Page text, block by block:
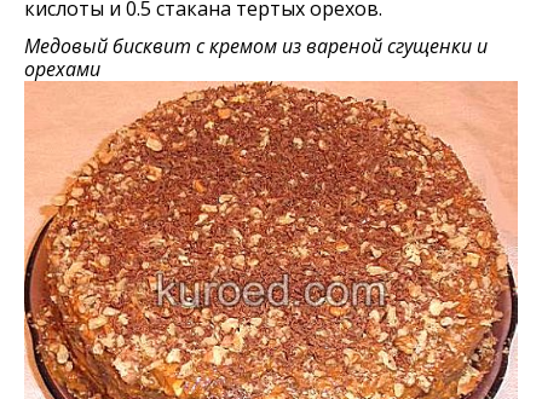
кислоты и 0.5 стакана тертых орехов.
Медовый бисквит с кремом из вареной сгущенки и
орехами